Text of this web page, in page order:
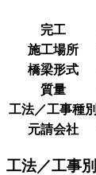
完工
施工場所
橋梁形式
質量
工法／工事種別
元請会社
工法／工事別